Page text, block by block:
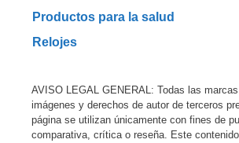
Productos para la salud
Relojes
AVISO LEGAL GENERAL: Todas las
imágenes y derechos de autor de terceros
página se utilizan únicamente con fines de
comparativa, crítica o reseña. Este